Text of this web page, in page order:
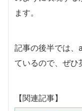
ます。
記事の後半では、
ているので、ぜひ
【関連記事】